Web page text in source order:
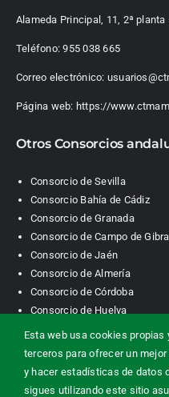
Alameda Principal, 11, 2ª
Teléfono:955 038 665
Correo electrónico:
Página web: https://
Otros Consorcios
Consorcio de Sevilla
Consorcio Bahía de Cádiz
Consorcio de Granada
Consorcio de Campo de
Consorcio de Jaén
Consorcio de Almería
Consorcio de Córdoba
Consorcio de Huelva
Consorcio de Transporte
Contacto| Información legal
Esta web usa cookies propias
terceros para ofrecer un
y hacer estadísticas de datos
sigues utilizando este sitio